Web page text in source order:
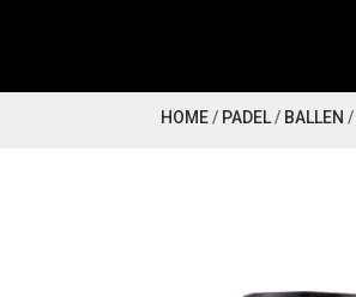
HOME/ PADEL/ BALLEN /